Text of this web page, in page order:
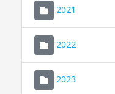
2021
2022
2023